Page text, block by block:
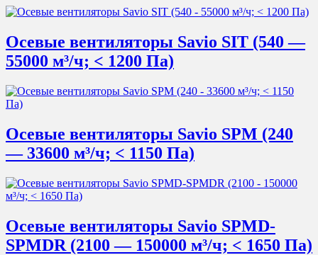
Осевые вентиляторы Savio SIT (540 —
55000 м³/ч; < 1200 Пa)
Осевые вентиляторы Savio SPM (240
— 33600 м³/ч; < 1150 Пa)
Осевые вентиляторы Savio SPMD-
SPMDR (2100 — 150000 м³/ч; < 1650 Пa)